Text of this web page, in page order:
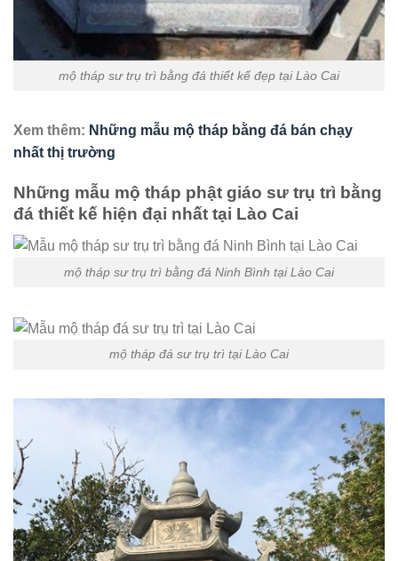
mộ tháp sư trụ trì bằng đá thiết kế đẹp tại Lào Cai
Xem thêm: Những mẫu mộ tháp bằng đá bán chạy
nhất thị trường
Những mẫu mộ tháp phật giáo sư trụ trì bằng
đá thiết kế hiện đại nhất tại Lào Cai
mộ tháp sư trụ trì bằng đá Ninh Bình tại Lào Cai
mộ tháp đá sư trụ trì tại Lào Cai